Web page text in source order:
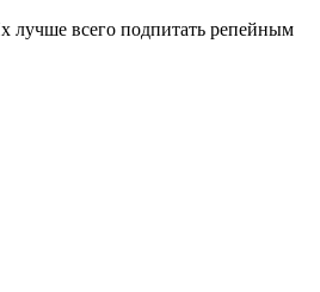
лучше всего подпитать репейным